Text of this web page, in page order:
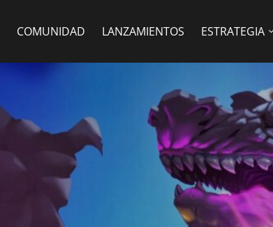
COMUNIDAD LANZAMIENTOS ESTRATEGIA